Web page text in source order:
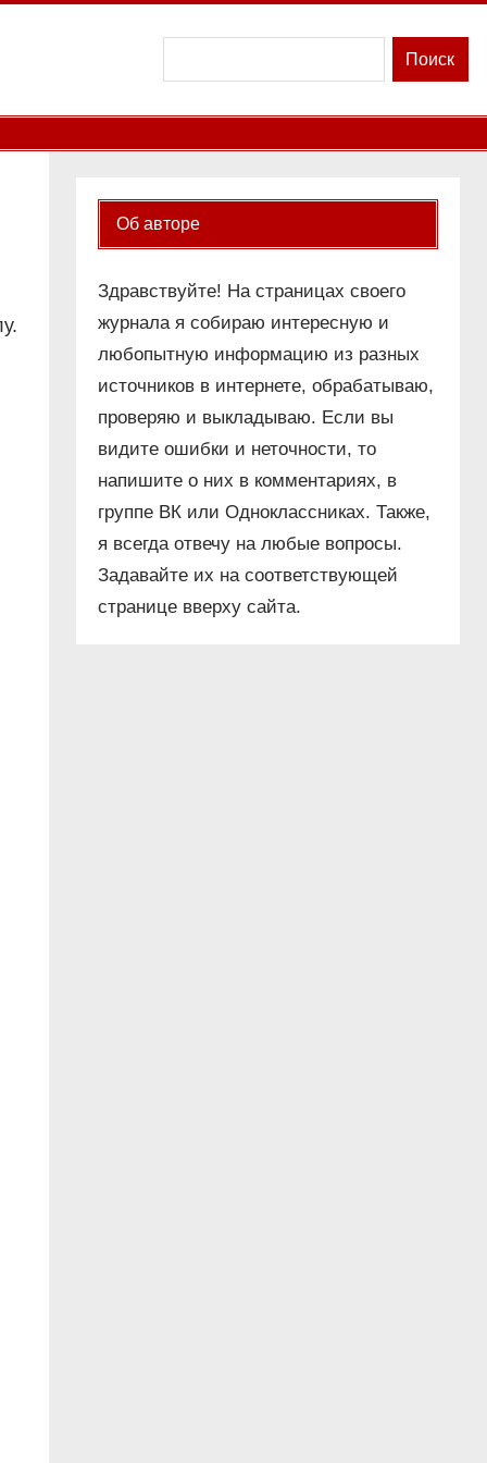
Поиск
Об авторе
Здравствуйте! На страницах своего
журнала я собираю интересную и
любопытную информацию из разных
источников в интернете, обрабатываю,
проверяю и выкладываю. Если вы
видите ошибки и неточности, то
напишите о них в комментариях, в
группе ВК или Одноклассниках. Также,
я всегда отвечу на любые вопросы.
Задавайте их на соответствующей
странице вверху сайта.